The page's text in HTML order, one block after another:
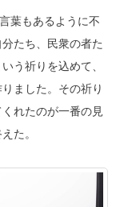
葉もあるように不
たち、民衆の者た
う祈りを込めて、
ました。その祈り
れたのが一番の見
た。